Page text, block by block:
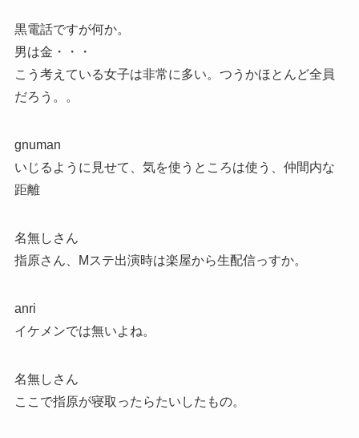
黒電話ですが何か。
男は金・・・
こう考えている女子は非常に多い。つうかほとんど全員
だろう。。
gnuman
いじるように見せて、気を使うところは使う、仲間内な
距離
名無しさん
指原さん、Mステ出演時は楽屋から生配信っすか。
anri
イケメンでは無いよね。
名無しさん
ここで指原が寝取ったらたいしたもの。